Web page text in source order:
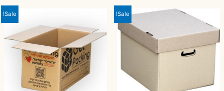
29 ₪.
23 ₪.
Sale!
Sale!